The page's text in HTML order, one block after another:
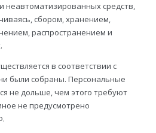
неавтоматизированных средств,
сбором, хранением,
распространением и
в соответствии с
были собраны. Персональные
не дольше, чем этого требуют
не предусмотрено